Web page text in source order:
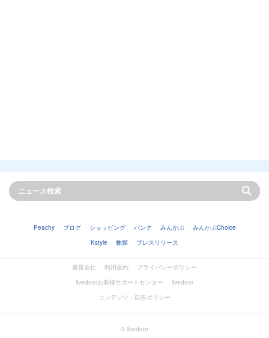
Peachy ブログ ショッピング バンク みんかぶ
みんかぶChoice
Kstyle
株探 プレスリリース
運営会社 利用規約
プライバシーポリシー
livedoorお客様サポートセンター
livedoor
コンテンツ・広告ポリシー
© livedoor